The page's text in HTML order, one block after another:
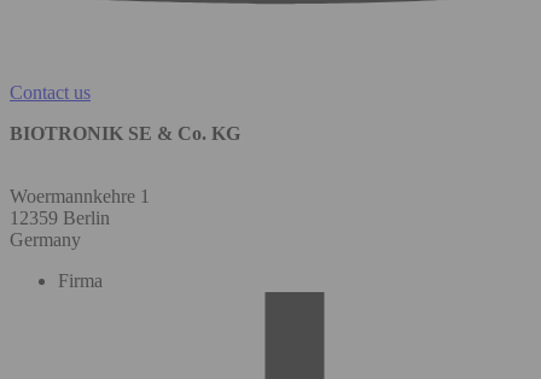
Contact us
BIOTRONIK SE & Co. KG
Woermannkehre 1
12359 Berlin
Germany
Firma